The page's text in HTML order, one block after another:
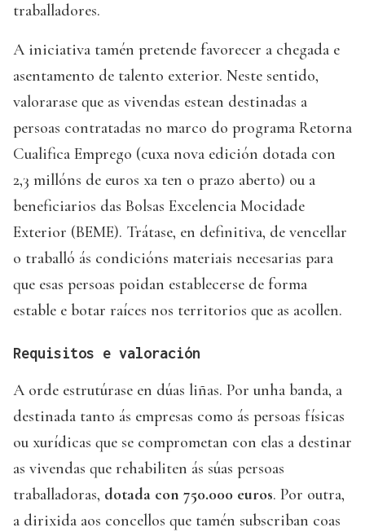
traballadores.
A iniciativa tamén pretende favorecer a chegada e
asentamento de talento exterior. Neste sentido,
valorarase que as vivendas estean destinadas a
persoas contratadas no marco do programa Retorna
Cualifica Emprego (cuxa nova edición dotada con
2,3 millóns de euros xa ten o prazo aberto) ou a
beneficiarios das Bolsas Excelencia Mocidade
Exterior (BEME). Trátase, en definitiva, de vencellar
o traballó ás condicións materiais necesarias para
que esas persoas poidan establecerse de forma
estable e botar raíces nos territorios que as acollen.
Requisitos e valoración
A orde estrutúrase en dúas liñas. Por unha banda, a
destinada tanto ás empresas como ás persoas físicas
ou xurídicas que se comprometan con elas a destinar
as vivendas que rehabiliten ás súas persoas
traballadoras, dotada con 750.000 euros. Por outra,
a dirixida aos concellos que tamén subscriban coas